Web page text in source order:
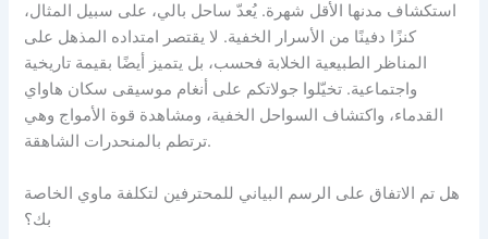
استكشاف مدنها الأقل شهرة. يُعدّ ساحل بالي، على سبيل المثال،
كنزًا دفينًا من الأسرار الخفية. لا يقتصر امتداده المذهل على
المناظر الطبيعية الخلابة فحسب، بل يتميز أيضًا بقيمة تاريخية
واجتماعية. تخيّلوا جولاتكم على أنغام موسيقى سكان هاواي
القدماء، واكتشاف السواحل الخفية، ومشاهدة قوة الأمواج وهي
ترتطم بالمنحدرات الشاهقة.
هل تم الاتفاق على الرسم البياني للمحترفين لتكلفة ماوي الخاصة
بك؟